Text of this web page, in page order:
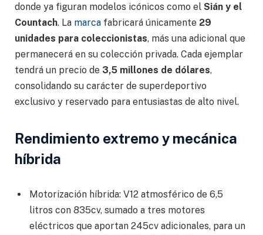
donde ya figuran modelos icónicos como el Sián y el
Countach. La marca fabricará únicamente 29
unidades para coleccionistas, más una adicional que
permanecerá en su colección privada. Cada ejemplar
tendrá un precio de 3,5 millones de dólares,
consolidando su carácter de superdeportivo
exclusivo y reservado para entusiastas de alto nivel.
Rendimiento extremo y mecánica
híbrida
Motorización híbrida: V12 atmosférico de 6,5
litros con 835cv, sumado a tres motores
eléctricos que aportan 245cv adicionales, para un